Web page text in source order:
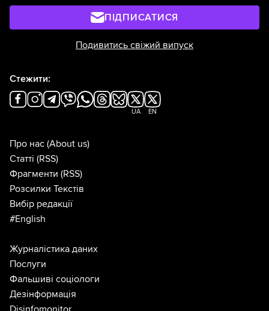
ПІДПИСАТИСЯ
Подивитись свіжий випуск
Стежити:
UA EN
Про нас (About us)
Статті (RSS)
Фрагменти (RSS)
Розсилки Текстів
Вибір редакції
#English
Журналістика даних
Послуги
Фальшиві соціологи
Дезінформація